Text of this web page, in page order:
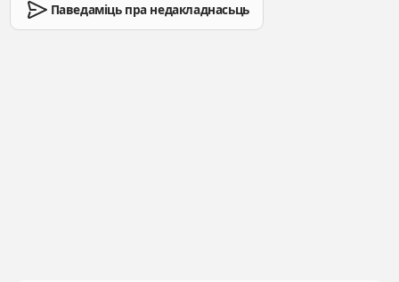
Паведаміць пра недакладнасьць